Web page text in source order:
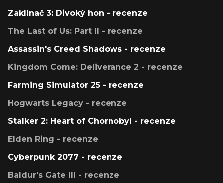
Zaklínač 3: Divoký hon - recenze
The Last of Us: Part II - recenze
Assassin's Creed Shadows - recenze
Kingdom Come: Deliverance 2 - recenze
Farming Simulator 25 - recenze
Hogwarts Legacy - recenze
Stalker 2: Heart of Chornobyl - recenze
Elden Ring - recenze
Cyberpunk 2077 - recenze
Baldur's Gate III - recenze